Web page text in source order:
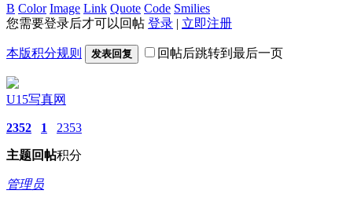
B Color Image Link Quote Code Smilies
您需要登录后才可以回帖 登录 | 立即注册
本版积分规则 发表回复 回帖后跳转到最后一页
U15写真网
2352
主题
1
回帖
2353
积分
管理员